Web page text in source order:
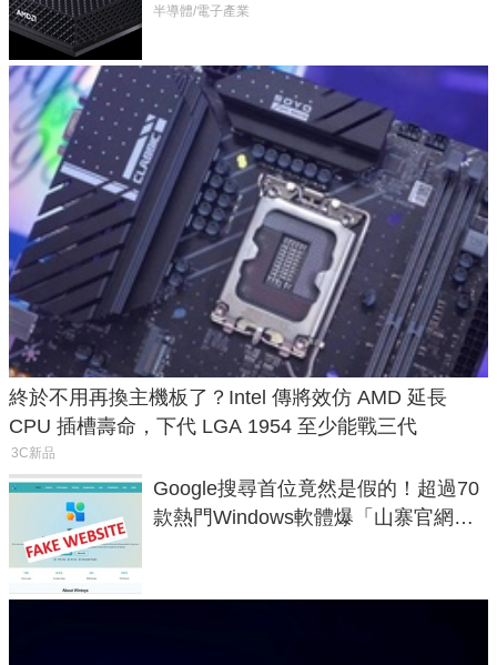
Max系列處理器與對應升級版
半導體/電子產業
終於不用再換主機板了？Intel 傳將效仿 AMD 延長
CPU 插槽壽命，下代 LGA 1954 至少能戰三代
3C新品
Google搜尋首位竟然是假的！超過70
款熱門Windows軟體爆「山寨官網」